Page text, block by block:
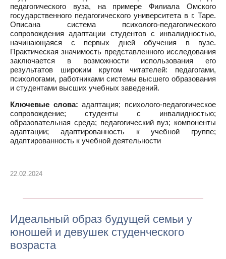
педагогического вуза, на примере Филиала Омского
государственного педагогического университета в г. Таре.
Описана система психолого-педагогического
сопровождения адаптации студентов с инвалидностью,
начинающаяся с первых дней обучения в вузе.
Практическая значимость представленного исследования
заключается в возможности использования его
результатов широким кругом читателей: педагогами,
психологами, работниками системы высшего образования
и студентами высших учебных заведений.
Ключевые слова: адаптация; психолого-педагогическое
сопровождение; студенты с инвалидностью;
образовательная среда; педагогический вуз; компоненты
адаптации; адаптированность к учебной группе;
адаптированность к учебной деятельности
22.02.2024
Идеальный образ будущей семьи у
юношей и девушек студенческого
возраста